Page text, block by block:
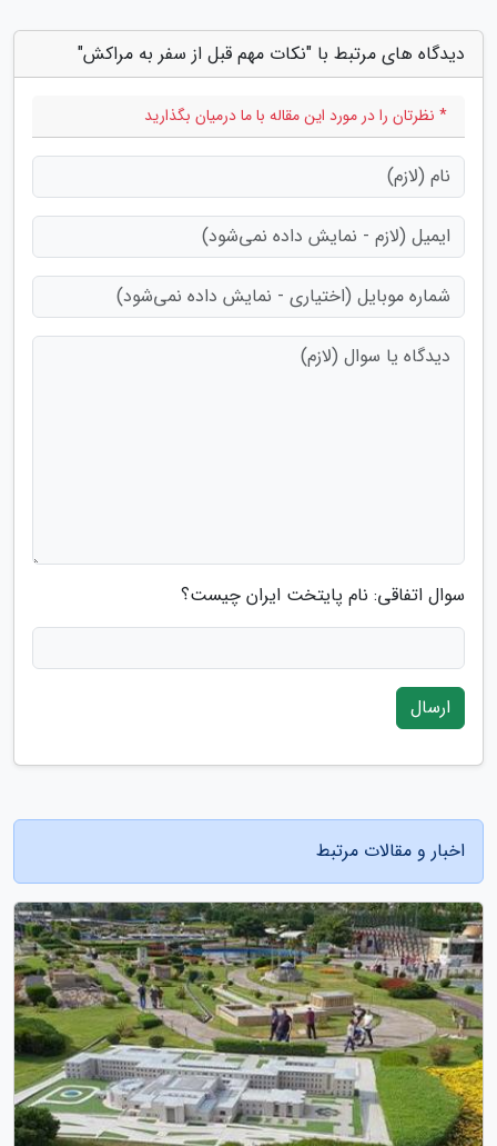
دیدگاه های مرتبط با "نکات مهم قبل از سفر به مراکش"
* نظرتان را در مورد این مقاله با ما درمیان بگذارید
سوال اتفاقی: نام پایتخت ایران چیست؟
ارسال
اخبار و مقالات مرتبط